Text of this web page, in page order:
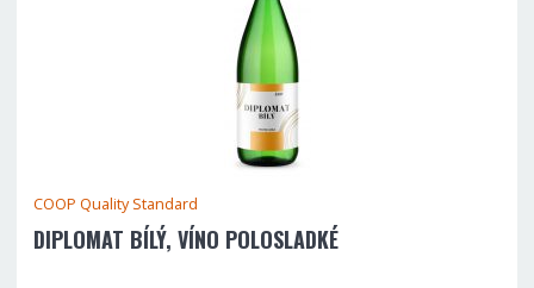
COOP Quality Standard
DIPLOMAT BÍLÝ, VÍNO POLOSLADKÉ